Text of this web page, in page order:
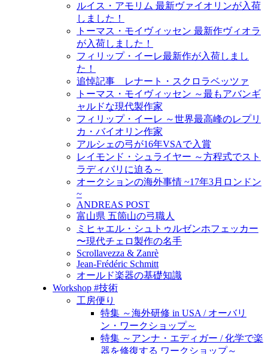
ルイス・アモリム 最新ヴァイオリンが入荷
しました！
トーマス・モイヴィッセン 最新作ヴィオラ
が入荷しました！
フィリップ・イーレ最新作が入荷しまし
た！
追悼記事 レナート・スクロラベッツァ
トーマス・モイヴィッセン ～最もアバンギ
ャルドな現代製作家
フィリップ・イーレ ～世界最高峰のレプリ
カ・バイオリン作家
アルシェの弓が16年VSAで入賞
レイモンド・シュライヤー ～方程式でスト
ラディバリに迫る～
オークションの海外事情 ~17年3月ロンドン
~
ANDREAS POST
富山県 五箇山の弓職人
ミヒャエル・シュトゥルゼンホフェッカー
〜現代チェロ製作の名手
Scrollavezza & Zanrè
Jean-Frédéric Schmitt
オールド楽器の基礎知識
Workshop #技術
工房便り
特集 ～海外研修 in USA / オーバリ
ン・ワークショップ～
特集 ～アンナ・エディガー / 化学で楽
器を修復する ワークショップ～